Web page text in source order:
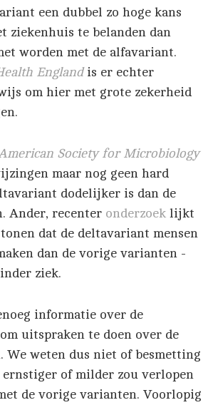
een dubbel zo hoge kans
ziekenhuis te belanden dan
worden met de alfavariant.
Englandis er echter
om hier met grote zekerheid
Society for Microbiology
maar nog geen hard
dodelijker is dan de
Ander, recenter onderzoek lijkt
dat de deltavariant mensen
dan de vorige varianten -
ziek.
informatie over de
om uitspraken te doen over de
weten dus niet of besmetting
of milder zou verlopen
de vorige varianten. Voorlopig